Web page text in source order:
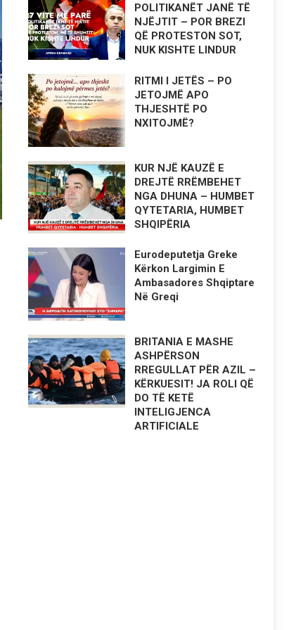
POLITIKANËT JANË TË
NJËJTIT – POR BREZI
QË PROTESTON SOT,
NUK KISHTE LINDUR
RITMI I JETËS – PO
JETOJMË APO
THJESHTË PO
NXITOJMË?
KUR NJË KAUZË E
DREJTË RRËMBEHET
NGA DHUNA – HUMBET
QYTETARIA, HUMBET
SHQIPËRIA
Eurodeputetja Greke
Kërkon Largimin E
Ambasadores Shqiptare
Në Greqi
BRITANIA E MASHE
ASHPËRSON
RREGULLAT PËR AZIL –
KËRKUESIT! JA ROLI QË
DO TË KETË
INTELIGJENCA
ARTIFICIALE